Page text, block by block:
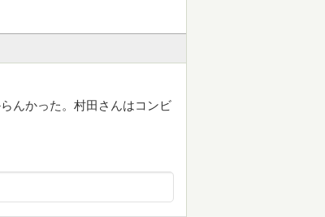
んかった。村田さんはコンビ